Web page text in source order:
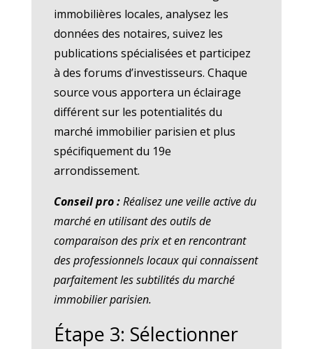
immobilières locales, analysez les
données des notaires, suivez les
publications spécialisées et participez
à des forums d’investisseurs. Chaque
source vous apportera un éclairage
différent sur les potentialités du
marché immobilier parisien et plus
spécifiquement du 19e
arrondissement.
Conseil pro :Réalisez une veille active du
marché en utilisant des outils de
comparaison des prix et en rencontrant
des professionnels locaux qui connaissent
parfaitement les subtilités du marché
immobilier parisien.
Étape 3: Sélectionner